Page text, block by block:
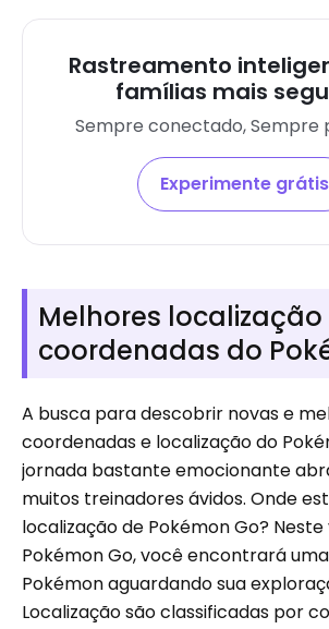
Rastreamento
famílias mais
Sempre conectado, Sempre
Experimente grátis
Melhores localização
coordenadas do
A busca para descobrir novas e
coordenadas e localização do
jornada bastante emocionante
muitos treinadores ávidos. Onde
localização de Pokémon Go?
Pokémon Go, você encontrará
Pokémon aguardando sua
Localização são classificadas por